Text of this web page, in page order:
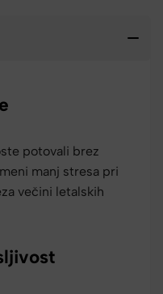
potovali brez
manj stresa pri
večini letalskih